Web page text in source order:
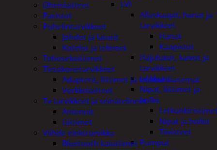
LVI
Allaskaapit, hanat ja
tarvikkeet
Hanat
Kaapistot
Hajulukot, kaivot ja
tarvikkeet
Leikkurit
Nipat, liittimet ja
holkit
Nipat ja holkit
Tiivisteet
Pumput
Oheislaitteet
Paristot
Puhelintarvikkeet
Johdot ja laturit
Kotelot ja telineet
Tehosekoittimet
Tietokonetarvikkeet
Adapterit, liittimet ja telakointiasemat
Verkkolaitteet
Tv-tarvikkeet ja seinätelineet
Antennit
Liittimet
Viihde-elektroniikka
Bluetooth kaiuttimet